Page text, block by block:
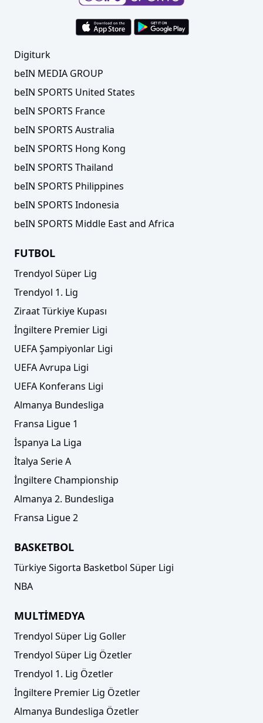
Digiturk
beIN MEDIA GROUP
beIN SPORTS United States
beIN SPORTS France
beIN SPORTS Australia
beIN SPORTS Hong Kong
beIN SPORTS Thailand
beIN SPORTS Philippines
beIN SPORTS Indonesia
beIN SPORTS Middle East and Africa
FUTBOL
Trendyol Süper Lig
Trendyol 1. Lig
Ziraat Türkiye Kupası
İngiltere Premier Ligi
UEFA Şampiyonlar Ligi
UEFA Avrupa Ligi
UEFA Konferans Ligi
Almanya Bundesliga
Fransa Ligue 1
İspanya La Liga
İtalya Serie A
İngiltere Championship
Almanya 2. Bundesliga
Fransa Ligue 2
BASKETBOL
Türkiye Sigorta Basketbol Süper Ligi
NBA
MULTİMEDYA
Trendyol Süper Lig Goller
Trendyol Süper Lig Özetler
Trendyol 1. Lig Özetler
İngiltere Premier Lig Özetler
Almanya Bundesliga Özetler